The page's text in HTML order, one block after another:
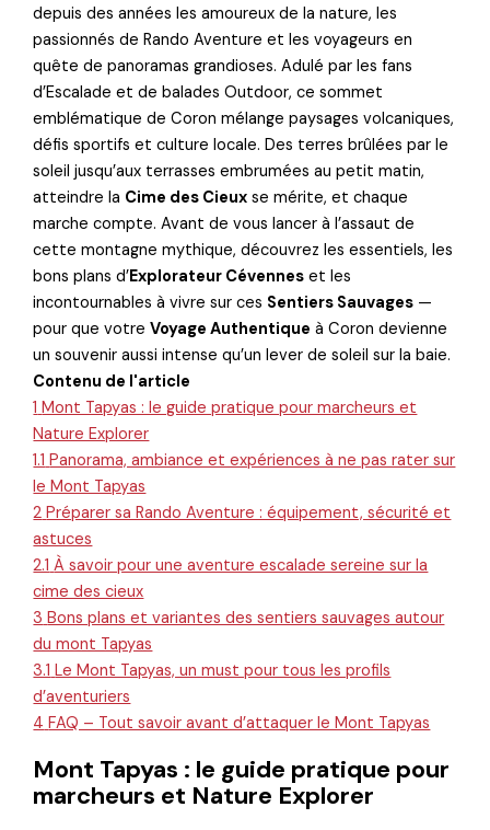
depuis des années les amoureux de la nature, les
passionnés de Rando Aventure et les voyageurs en
quête de panoramas grandioses. Adulé par les fans
d’Escalade et de balades Outdoor, ce sommet
emblématique de Coron mélange paysages volcaniques,
défis sportifs et culture locale. Des terres brûlées par le
soleil jusqu’aux terrasses embrumées au petit matin,
atteindre la Cime des Cieux se mérite, et chaque
marche compte. Avant de vous lancer à l’assaut de
cette montagne mythique, découvrez les essentiels, les
bons plans d’Explorateur Cévennes et les
incontournables à vivre sur ces Sentiers Sauvages —
pour que votreVoyage Authentique à Coron devienne
un souvenir aussi intense qu’un lever de soleil sur la baie.
Contenu de l'article
1 Mont Tapyas : le guide pratique pour marcheurs et
Nature Explorer
1.1 Panorama, ambiance et expériences à ne pas rater sur
le Mont Tapyas
2 Préparer sa Rando Aventure : équipement, sécurité et
astuces
2.1 À savoir pour une aventure escalade sereine sur la
cime des cieux
3 Bons plans et variantes des sentiers sauvages autour
du mont Tapyas
3.1 Le Mont Tapyas, un must pour tous les profils
d’aventuriers
4 FAQ – Tout savoir avant d’attaquer le Mont Tapyas
Mont Tapyas : le guide pratique pour
marcheurs et Nature Explorer